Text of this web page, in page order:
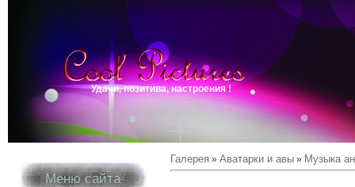
Удачи, позитива, настроения !
Меню сайта
Галерея » Аватарки и авы» Музыка